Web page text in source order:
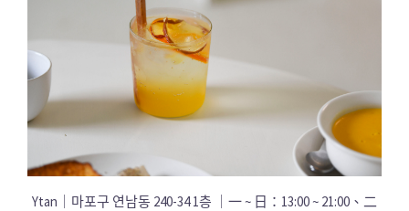
Ytan｜마포구 연남동 240-34 1층 ｜一 ~ 日：13:00 ~ 21:00、二